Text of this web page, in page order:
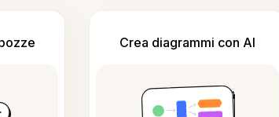
Crea diagrammi con AI